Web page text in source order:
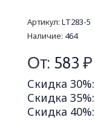
Артикул: LT283-5
Наличие: 464
От: 583 ₽
Скидка
Скидка
Скидка